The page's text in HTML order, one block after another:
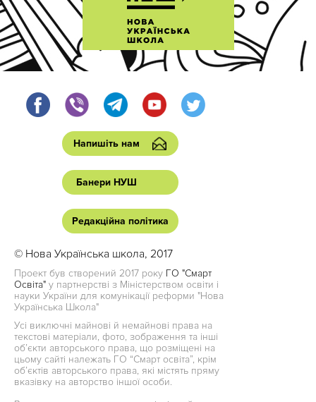
Напишіть нам
Банери НУШ
Редакційна політика
© Нова Українська школа, 2017
Проект був створений 2017 року ГО "Смарт
Освіта" у партнерстві з Міністерством освіти і
науки України для комунікації реформи "Нова
Українська Школа"
Усі виключні майнові й немайнові права на
текстові матеріали, фото, зображення та інші
об’єкти авторського права, що розміщені на
цьому сайті належать ГО “Смарт освіта”, крім
об’єктів авторського права, які містять пряму
вказівку на авторство іншої особи.